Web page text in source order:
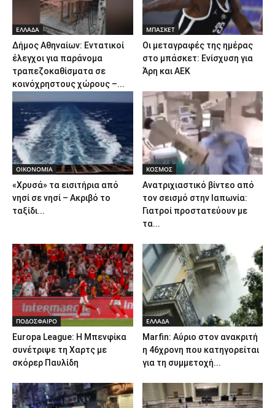
ΕΛΛΑΔΑ
Δήμος Αθηναίων: Εντατικοί
έλεγχοι για παράνομα
τραπεζοκαθίσματα σε
κοινόχρηστους χώρους –...
ΜΠΑΣΚΕΤ
Οι μεταγραφές της ημέρας
στο μπάσκετ: Ενίσχυση για
Άρη και ΑΕΚ
ΟΙΚΟΝΟΜΙΑ
«Χρυσά» τα εισιτήρια από
νησί σε νησί – Ακριβό το
ταξίδι...
ΚΟΣΜΟΣ
Ανατριχιαστικό βίντεο από
τον σεισμό στην Ιαπωνία:
Γιατροί προστατεύουν με
τα...
ΠΟΔΟΣΦΑΙΡΟ
Europa League: Η Μπενφίκα
συνέτριψε τη Χαρτς με
σκόρερ Παυλίδη
ΕΛΛΑΔΑ
Marfin: Αύριο στον ανακριτή
η 46χρονη που κατηγορείται
για τη συμμετοχή...